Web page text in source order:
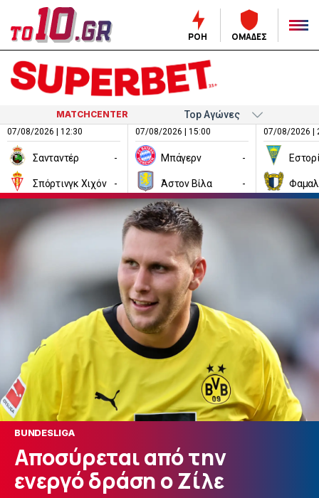
ΡΟΗ ΟΜΑΔΕΣ
MATCHCENTER
07/08/2026 | 12:30
Σανταντέρ -
Σπόρτινγκ Χιχόν -
07/08/2026 | 15:00
Μπάγερν -
Άστον Βίλα -
07/08/2026 |
BUNDESLIGA
Αποσύρεται από την
ενεργό δράση ο Ζίλε